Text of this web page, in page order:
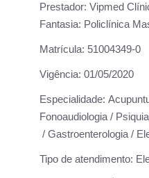
Prestador: Vipmed
Fantasia: Policlínica
Matrícula: 51004349-0
Vigência: 01/05/2020
Especialidade:
Fonoaudiologia /
/ Gastroenterologia /
Tipo de atendimento: